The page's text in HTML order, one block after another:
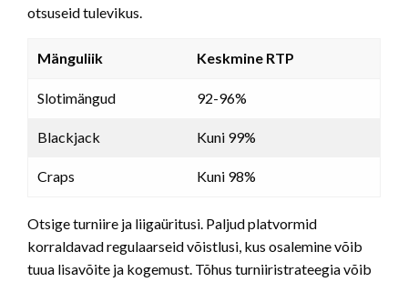
otsuseid tulevikus.
Mänguliik Keskmine RTP
Slotimängud 92-96%
Blackjack Kuni 99%
Craps Kuni 98%
Otsige turniire ja liigaüritusi. Paljud platvormid
korraldavad regulaarseid võistlusi, kus osalemine võib
tuua lisavõite ja kogemust. Tõhus turniiristrateegia võib